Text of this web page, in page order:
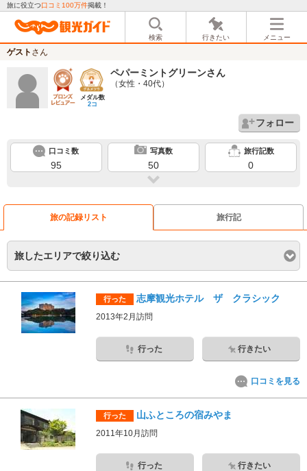
旅に役立つ口コミ100万件掲載！
検索 行きたい メニュー
ゲスト さん
メダル数
2コ
ペパーミントグリーンさん
（女性・40代）
フォロー
口コミ数
95
写真数
50
旅行記数
0
旅の記録リスト 旅行記
旅したエリアで絞り込む
行った 志摩観光ホテル ザ クラシック
2013年2月訪問
行った 行きたい
口コミを見る
行った 山ふところの宿みやま
2011年10月訪問
行った 行きたい